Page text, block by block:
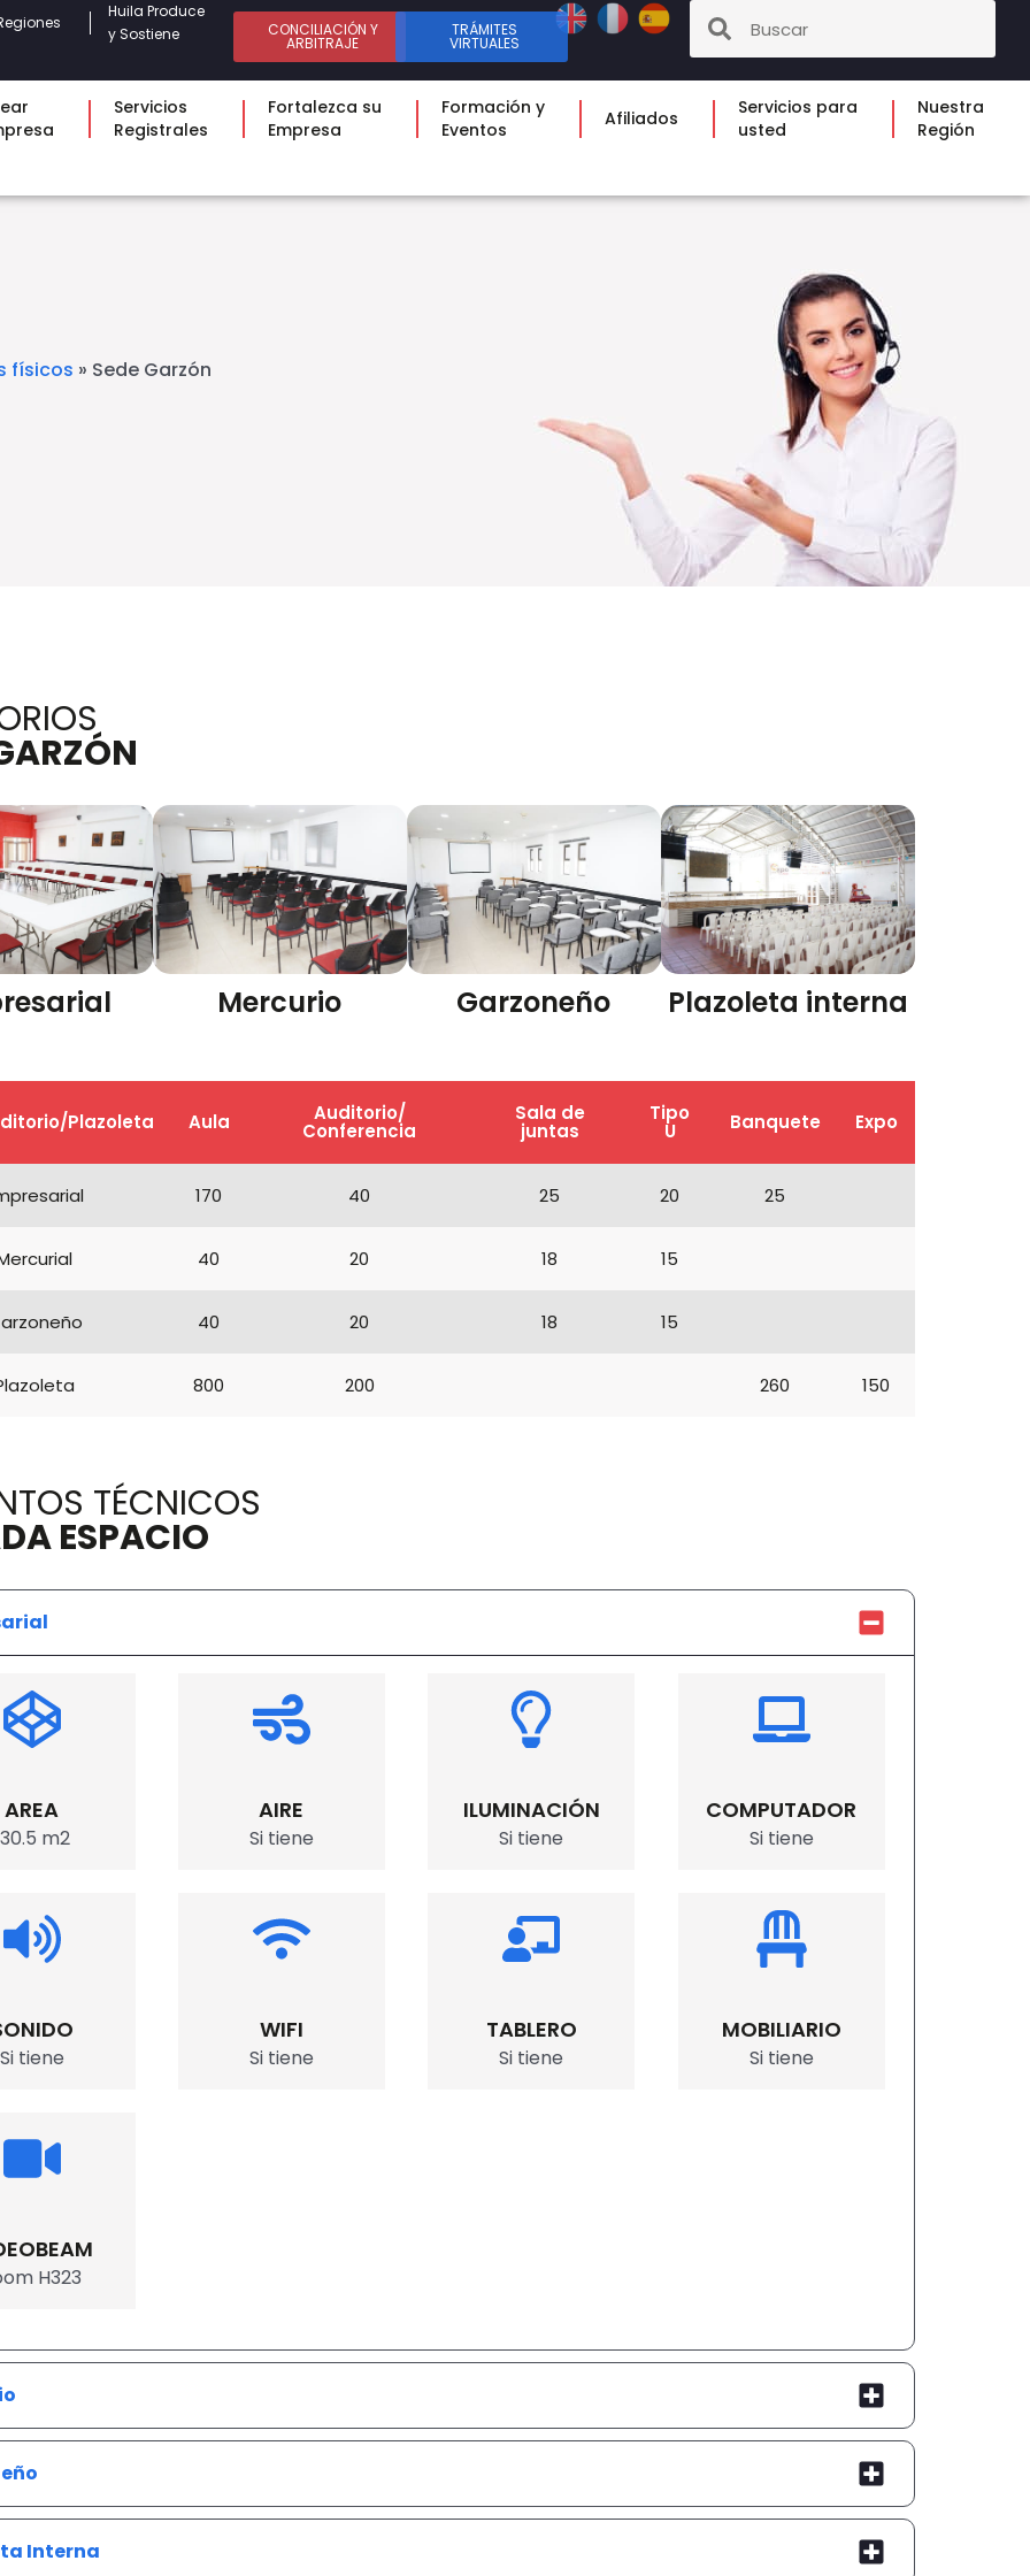
Huila Produce
y Sostiene
CONCILIACIÓN Y
ARBITRAJE
TRÁMITES
VIRTUALES
Servicios
Registrales
Fortalezca su
Empresa
Formación y
Eventos
Afiliados
Servicios para
usted
Nuestra
Región
físicos » Sede Garzón
Mercurio Garzoneño Plazoleta interna
Plazoleta Aula Auditorio/
Conferencia
Sala de
juntas
Tipo
U Banquete Expo
170 40 25 20 25
40 20 18 15
40 20 18 15
800 200 260 150
TÉCNICOS
ESPACIO
AREA
m2
AIRE
Si tiene
ILUMINACIÓN
Si tiene
COMPUTADOR
Si tiene
Si tiene
WIFI
Si tiene
TABLERO
Si tiene
MOBILIARIO
Si tiene
H323
Interna